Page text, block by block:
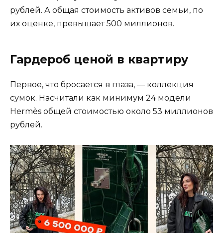
рублей. А общая стоимость активов семьи, по
их оценке, превышает 500 миллионов.
Гардероб ценой в квартиру
Первое, что бросается в глаза, — коллекция
сумок. Насчитали как минимум 24 модели
Hermès общей стоимостью около 53 миллионов
рублей.